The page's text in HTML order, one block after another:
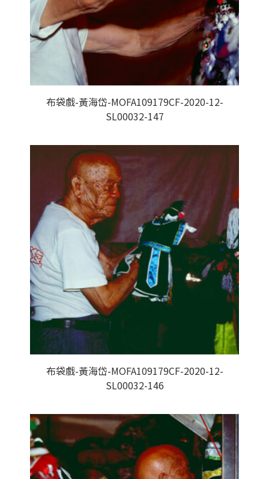
布袋戲-黃海岱-MOFA109179CF-2020-12-
SL00032-147
布袋戲-黃海岱-MOFA109179CF-2020-12-
SL00032-146